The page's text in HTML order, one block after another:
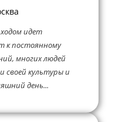
идет
к постоянному
многих людей
своей культуры и
день...